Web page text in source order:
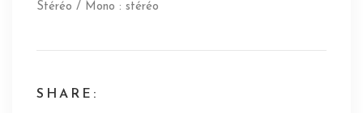
Stéréo / Mono : stéréo
SHARE: